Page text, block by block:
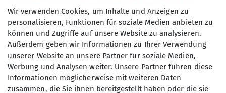
Seniorengruppe
Wir wandern an jedem 2. Dienstag im
Wir verwenden Cookies, um Inhalte und Anzeigen zu
personalisieren, Funktionen für soziale Medien anbieten zu
können und Zugriffe auf unsere Website zu analysieren.
Außerdem geben wir Informationen zu Ihrer Verwendung
unserer Website an unsere Partner für soziale Medien,
Werbung und Analysen weiter. Unsere Partner führen diese
Informationen möglicherweise mit weiteren Daten
zusammen, die Sie ihnen bereitgestellt haben oder die sie